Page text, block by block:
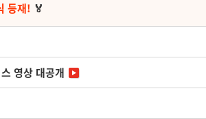
등재! 🏅
영상 대공개